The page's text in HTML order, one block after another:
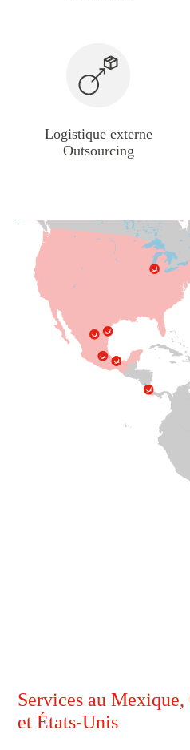
Logistique externe
Outsourcing
Services au
et États-Unis